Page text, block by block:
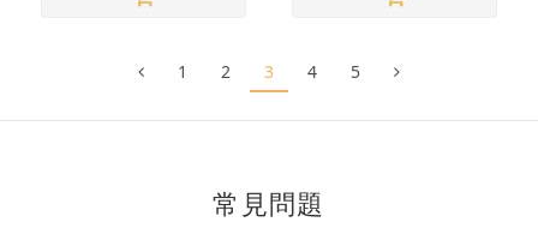
1 2 3 4 5
常見問題